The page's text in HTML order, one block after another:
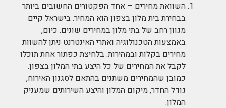
השוואת מחירים – אחד הפקטורים החשובים ביותר
בבחירת בית מלון בצפון הוא המחיר. בישראל קיים
מגוון רחב של בתי מלון במחירים שונים. כיום,
באמצעות הטכנולוגיה ואתרי האינטרנט ניתן להשוות
מחירים בקלות ובמהירות. בלחיצת כפתור אחת תוכלו
לקבל את המחירים של כל היצע בתי המלון בצפון.
כמובן שהמחירים משתנים בהתאם לסגנון האירוח,
גודל החדר, מיקום המלון והיצע השירותים שמעניק
המלון.